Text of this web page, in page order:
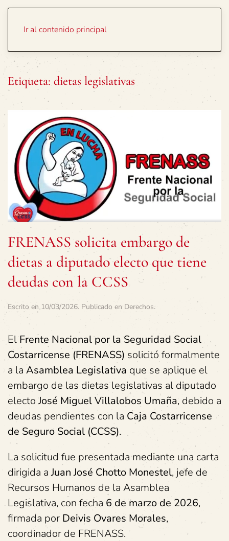
Ir al contenido principal
Etiqueta: dietas legislativas
FRENASS solicita embargo de
dietas a diputado electo que tiene
deudas con la CCSS
Escrito en10/03/2026. Publicado en Derechos.
El Frente Nacional por la Seguridad Social
Costarricense (FRENASS) solicitó formalmente
a la Asamblea Legislativa que se aplique el
embargo de las dietas legislativas al diputado
electoJosé Miguel Villalobos Umaña, debido a
deudas pendientes con la Caja Costarricense
de Seguro Social (CCSS).
La solicitud fue presentada mediante una carta
dirigida aJuan José Chotto Monestel, jefe de
Recursos Humanos de la Asamblea
Legislativa, con fecha 6 de marzo de 2026,
firmada por Deivis Ovares Morales,
coordinador de FRENASS.